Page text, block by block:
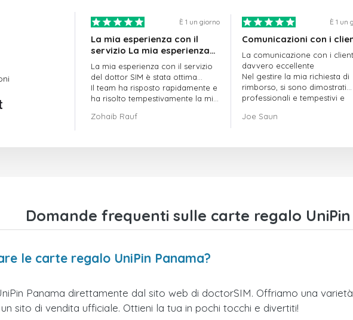
È 1 un giorno
La mia esperienza con il
servizio La mia esperienza
con il servizio offerto da
doctorSIM è stata ottima.
La mia esperienza con il servizio
del dottor SIM è stata ottima...
Il team ha risposto rapidamente e
ha risolto tempestivamente la mia
Nel complesso, sono davvero
Zohaib Rauf
È 1 un
Comunicazioni con i
La comunicazione con i
davvero eccellente
Nel gestire la mia richiesta di
rimborso, si sono dimostrati
professionali e tempestivi e
Joe Saun
Domande frequenti sulle carte regalo
le carte regalo UniPin Panama?
Panama direttamente dal sito web di doctorSIM. Offriamo una
sito di vendita ufficiale. Ottieni la tua in pochi tocchi e divertiti!